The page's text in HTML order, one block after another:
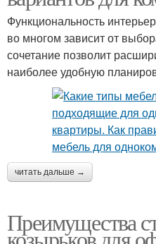
Функциональность
во многом зависит от
сочетание позволит
наиболее удобную
читать дальше →
Преимущества